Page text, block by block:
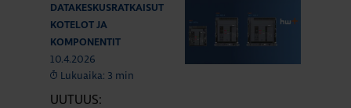
DATAKESKUSRATKAISUT
KOTELOT JA
KOMPONENTIT
10.4.2026
Lukuaika: 3 min
UUTUUS: